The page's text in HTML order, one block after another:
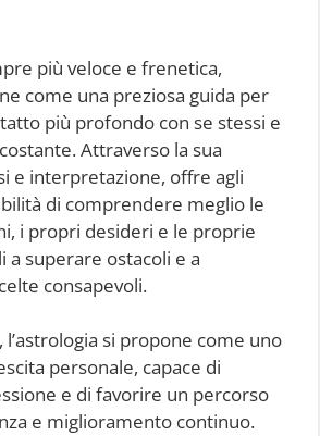
più veloce e frenetica,
come una preziosa guida per
più profondo con se stessi e
Attraverso la sua
e interpretazione, offre agli
di comprendere meglio le
i propri desideri e le proprie
a superare ostacoli e a
consapevoli.
l’astrologia si propone come uno
personale, capace di
e di favorire un percorso
e miglioramento continuo.